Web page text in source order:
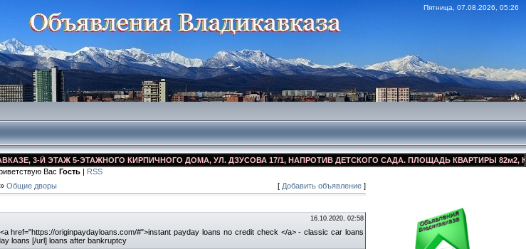
Пятница, 07.08.2026, 05:26
3-Й ЭТАЖ 5-ЭТАЖНОГО КИРПИЧНОГО ДОМА, УЛ. ДЗУСОВА 17/1, НАПРОТИВ ДЕТСКОГО САДА. ПЛОЩАДЬ КВАРТИРЫ 82м2,
Вас Гость | RSS
» Общие дворы [ Добавить объявление ]
16.10.2020, 02:58
href="https://originpaydayloans.com/#">instant payday loans no credit check </a> - classic car loans
loans [/url] loans after bankruptcy